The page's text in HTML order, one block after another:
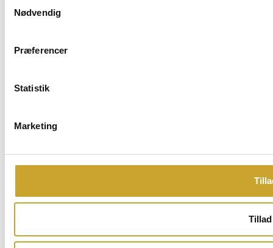
Nødvendig
Præferencer
Statistik
Marketing